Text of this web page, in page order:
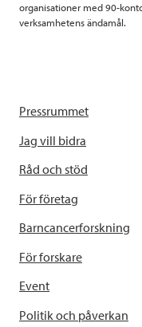
organisationer med 90-
verksamhetens ändamål.
Pressrummet
Jag vill bidra
Råd och stöd
För företag
Barncancerforskning
För forskare
Event
Politik och påverkan